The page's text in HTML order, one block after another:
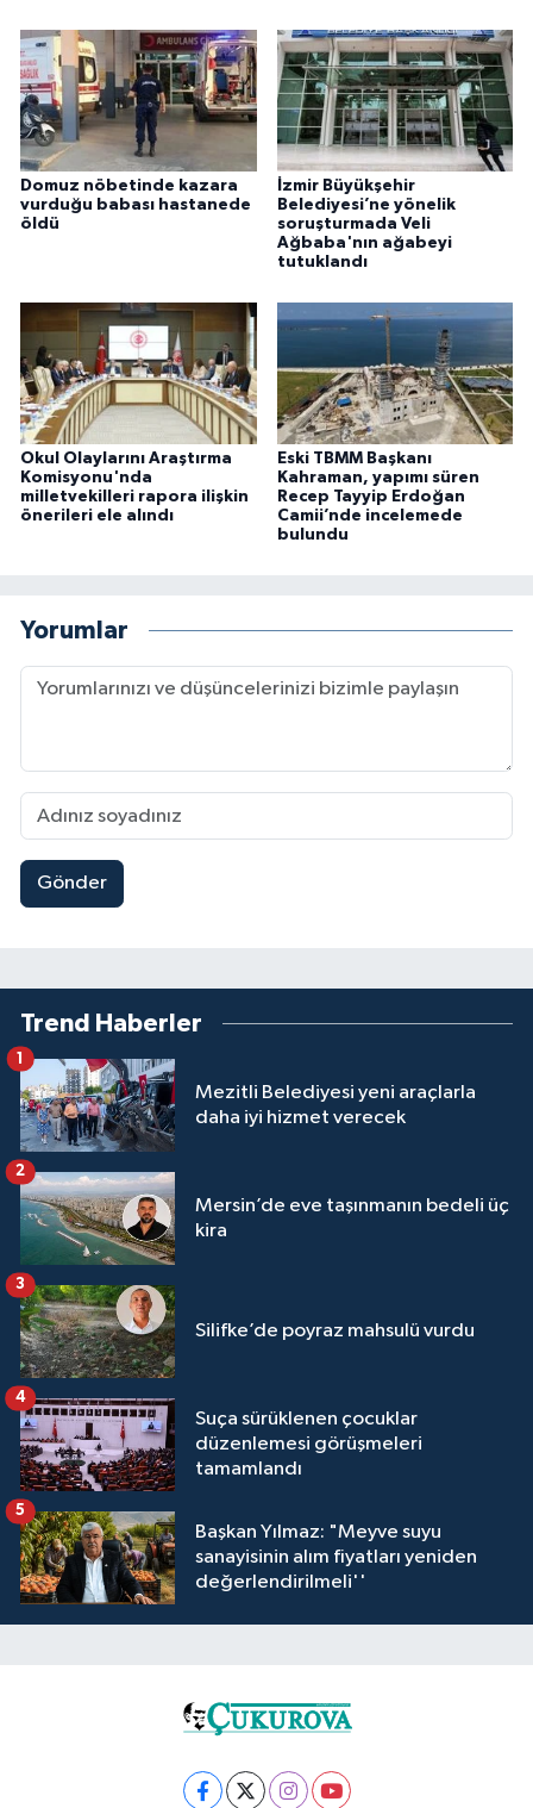
Domuz nöbetinde kazara
vurduğu babası hastanede
öldü
İzmir Büyükşehir
Belediyesi’ne yönelik
soruşturmada Veli
Ağbaba'nın ağabeyi
tutuklandı
Okul Olaylarını Araştırma
Komisyonu'nda
milletvekilleri rapora ilişkin
önerileri ele alındı
Eski TBMM Başkanı
Kahraman, yapımı süren
Recep Tayyip Erdoğan
Camii’nde incelemede
bulundu
Yorumlar
Gönder
Trend Haberler
Mezitli Belediyesi yeni araçlarla
daha iyi hizmet verecek
1
Mersin’de eve taşınmanın bedeli üç
kira
2
Silifke’de poyraz mahsulü vurdu
3
Suça sürüklenen çocuklar
düzenlemesi görüşmeleri
tamamlandı
4
Başkan Yılmaz: "Meyve suyu
sanayisinin alım fiyatları yeniden
değerlendirilmeli''
5